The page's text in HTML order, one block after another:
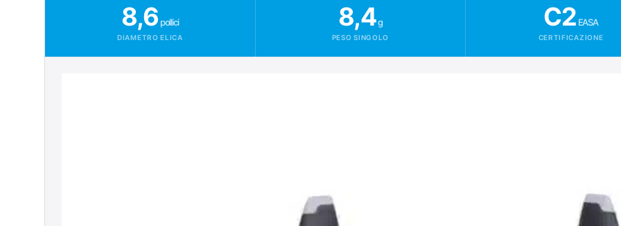
8,6 pollici
DIAMETRO ELICA
8,4g
PESO SINGOLO
C2 EASA
CERTIFICAZIONE